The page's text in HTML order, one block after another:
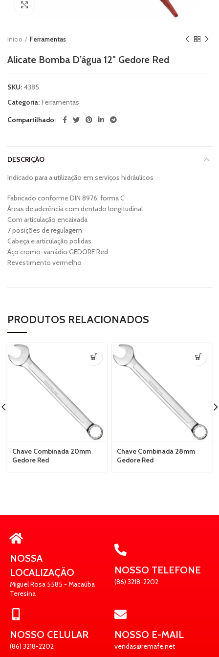
Início Ferramentas
Alicate Bomba D’água 12″ Gedore Red
SKU: 4385
Categoria: Ferramentas
Compartilhado
DESCRIÇÃO
Indicado para a utilização em serviços hidráulicos
Fabricado conforme DIN 8976, forma C
Áreas de aderência com dentado longitudinal
Com articulação encaixada
7 posições de regulagem
Cabeça e articulação polidas
Aço cromo-vanádio GEDORE Red
Revestimento vermelho
PRODUTOS RELACIONADOS
Chave Combinada 20mm
Gedore Red
Chave Combinada 28mm
Gedore Red
NOSSA
LOCALIZAÇÃO
Miguel Rosa 5585 - Macaúba
Teresina
NOSSO TELEFONE
(86) 3218-2202
NOSSO CELULAR
(86) 3218-2202
NOSSO E-MAIL
vendas@remafe.net